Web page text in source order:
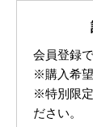
会員登録
※購入希望
※特別限
ださい。